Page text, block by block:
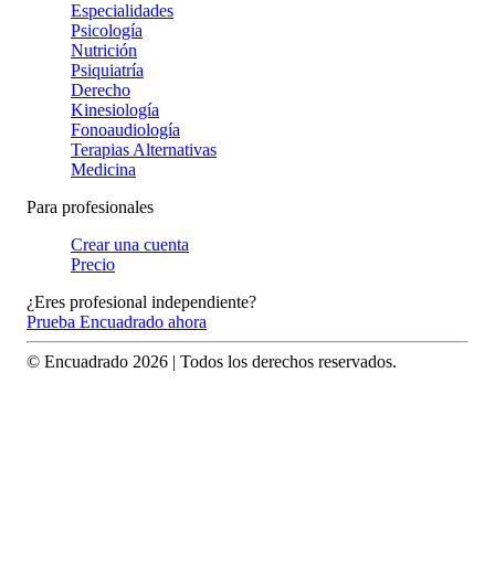
Especialidades
Psicología
Nutrición
Psiquiatría
Derecho
Kinesiología
Fonoaudiología
Terapias Alternativas
Medicina
Para profesionales
Crear una cuenta
Precio
¿Eres profesional independiente?
Prueba Encuadrado ahora
© Encuadrado 2026 | Todos los derechos reservados.